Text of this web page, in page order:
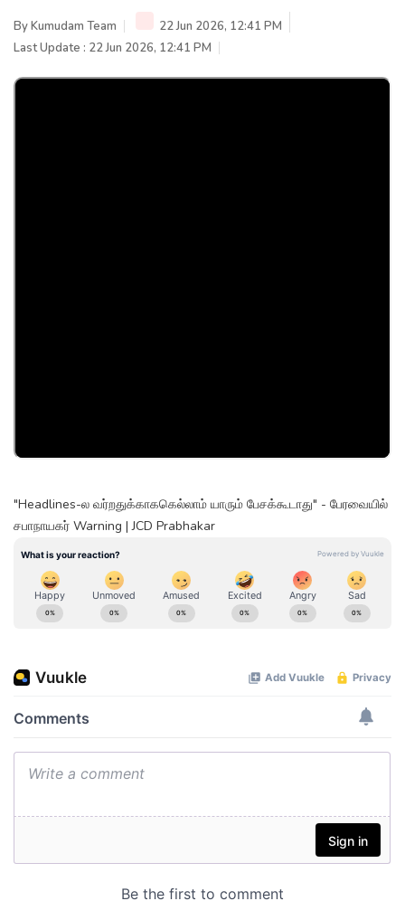
ByKumudam Team
22 Jun 2026, 12:41 PM
Last Update : 22 Jun 2026, 12:41 PM
"Headlines-ல வர்றதுக்காககெல்லாம் யாரும் பேசக்கூடாது" - பேரவையில்
சபாநாயகர் Warning | JCD Prabhakar